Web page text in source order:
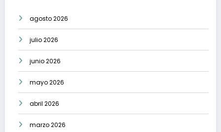
agosto 2026
julio 2026
junio 2026
mayo 2026
abril 2026
marzo 2026